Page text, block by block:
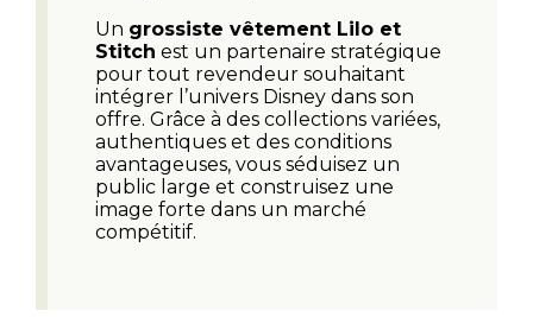
Un grossiste vêtement Lilo et
Stitch est un partenaire stratégique
pour tout revendeur souhaitant
intégrer l’univers Disney dans son
offre. Grâce à des collections variées,
authentiques et des conditions
avantageuses, vous séduisez un
public large et construisez une
image forte dans un marché
compétitif.